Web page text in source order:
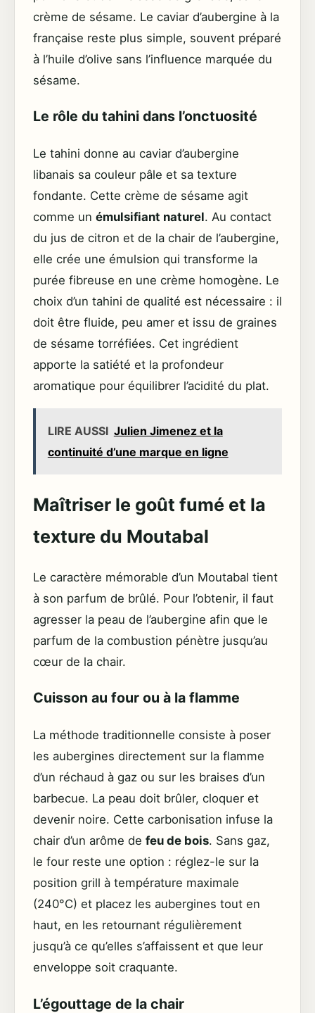
crème de sésame. Le caviar d’aubergine à la
française reste plus simple, souvent préparé
à l’huile d’olive sans l’influence marquée du
sésame.
Le rôle du tahini dans l’onctuosité
Le tahini donne au caviar d’aubergine
libanais sa couleur pâle et sa texture
fondante. Cette crème de sésame agit
comme un émulsifiant naturel. Au contact
du jus de citron et de la chair de l’aubergine,
elle crée une émulsion qui transforme la
purée fibreuse en une crème homogène. Le
choix d’un tahini de qualité est nécessaire : il
doit être fluide, peu amer et issu de graines
de sésame torréfiées. Cet ingrédient
apporte la satiété et la profondeur
aromatique pour équilibrer l’acidité du plat.
LIRE AUSSI Julien Jimenez et la
continuité d’une marque en ligne
Maîtriser le goût fumé et la
texture du Moutabal
Le caractère mémorable d’un Moutabal tient
à son parfum de brûlé. Pour l’obtenir, il faut
agresser la peau de l’aubergine afin que le
parfum de la combustion pénètre jusqu’au
cœur de la chair.
Cuisson au four ou à la flamme
La méthode traditionnelle consiste à poser
les aubergines directement sur la flamme
d’un réchaud à gaz ou sur les braises d’un
barbecue. La peau doit brûler, cloquer et
devenir noire. Cette carbonisation infuse la
chair d’un arôme de feu de bois. Sans gaz,
le four reste une option : réglez-le sur la
position grill à température maximale
(240°C) et placez les aubergines tout en
haut, en les retournant régulièrement
jusqu’à ce qu’elles s’affaissent et que leur
enveloppe soit craquante.
L’égouttage de la chair